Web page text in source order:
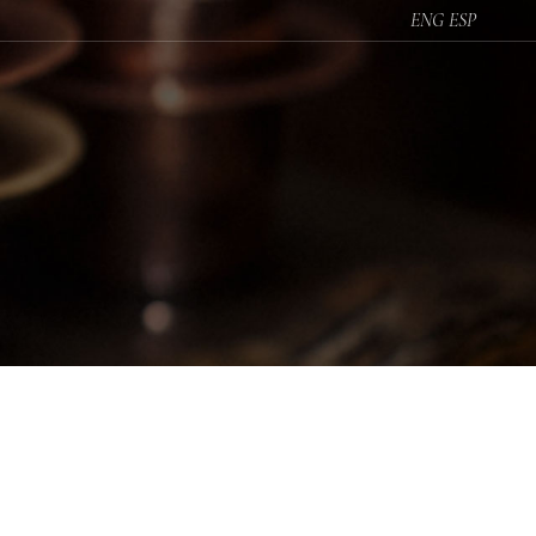
ENG ESP